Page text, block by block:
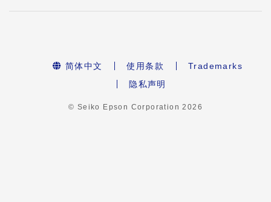
简体中文 使用条款
Trademarks
隐私声明
© Seiko Epson Corporation2026